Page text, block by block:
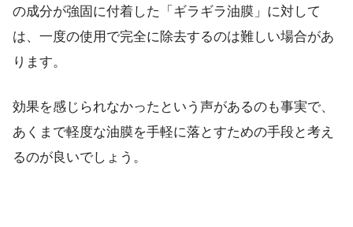
の成分が強固に付着した「ギラギラ油膜」に対して
は、一度の使用で完全に除去するのは難しい場合があ
ります。
効果を感じられなかったという声があるのも事実で、
あくまで軽度な油膜を手軽に落とすための手段と考え
るのが良いでしょう。